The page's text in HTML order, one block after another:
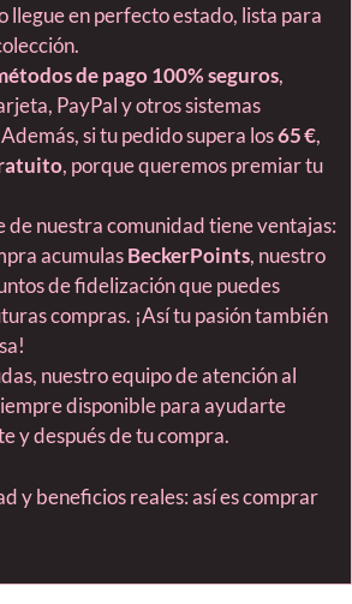
llegue en perfecto estado, lista para
de pago 100% seguros,
PayPal y otros sistemas
si tu pedido supera los65 €,
, porque queremos premiar tu
de nuestra comunidad tiene ventajas:
acumulasBeckerPoints, nuestro
de fidelización que puedes
compras. ¡Así tu pasión también
nuestro equipo de atención al
disponible para ayudarte
y después de tu compra.
y beneficios reales: así es comprar